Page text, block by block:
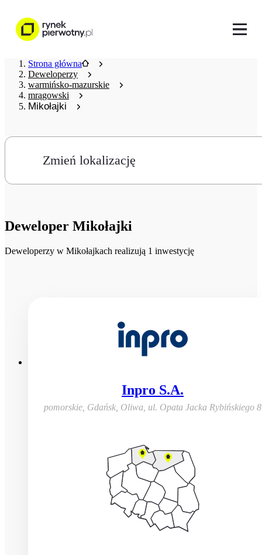
Strona główna
Deweloperzy
warmińsko-mazurskie
mrągowski
Mikołajki
Zmień lokalizację
Deweloper Mikołajki
Deweloperzy w Mikołajkach realizują 1 inwestycję
Inpro S.A.
pomorskie, Gdańsk, Oliwa ul. Opata Jacka Rybińskiego 8